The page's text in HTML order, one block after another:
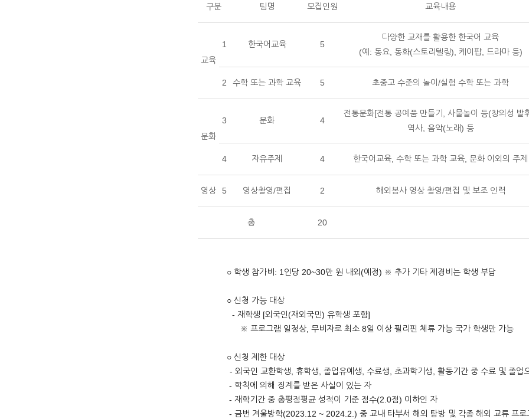
구분 팀명 모집인원 교육내용
교육
1 한국어교육 5
다양한 교재를 활용한 한국어 교육
(예: 동요, 동화(스토리텔링), 케이팝, 드라마 등)
2 수학 또는 과학 교육 5 초중고 수준의 놀이/실험 수학 또는 과학
문화
3 문화 4
전통문화[전통 공예품 만들기, 사물놀이 등(창의성 발
역사, 음악(노래) 등
4 자유주제 4 한국어교육, 수학 또는 과학 교육, 문화 이외의 주제
영상 5 영상촬영/편집 2 해외봉사 영상 촬영/편집 및 보조 인력
총 20
○ 학생 참가비: 1인당 20~30만 원 내외(예정) ※ 추가 기타 제경비는 학생 부담
○ 신청 가능 대상
- 재학생 [외국인(재외국민) 유학생 포함]
※ 프로그램 일정상, 무비자로 최소 8일 이상 필리핀 체류 가능 국가 학생만 가능
○ 신청 제한 대상
- 외국인 교환학생, 휴학생, 졸업유예생, 수료생, 초과학기생, 활동기간 중 수료 및 졸업
- 학칙에 의해 징계를 받은 사실이 있는 자
- 재학기간 중 총평점평균 성적이 기준 점수(2.0점) 이하인 자
- 금번 겨울방학(2023.12 ~ 2024.2.) 중 교내 타부서 해외 탐방 및 각종 해외 교류 프로